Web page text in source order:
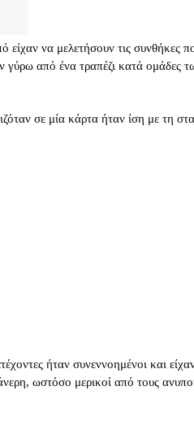
να μελετήσουν τις συνθήκες
γύρω από ένα τραπέζι κατά ομάδες
σε μία κάρτα ήταν ίση με
ήταν συνεννοημένοι και
ωστόσο μερικοί από τους